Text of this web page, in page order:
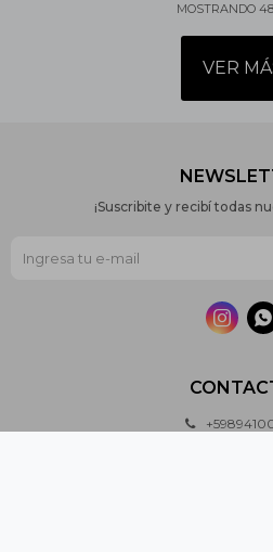
MOSTRANDO 48
VER
¡Suscribite y recibí todas
 